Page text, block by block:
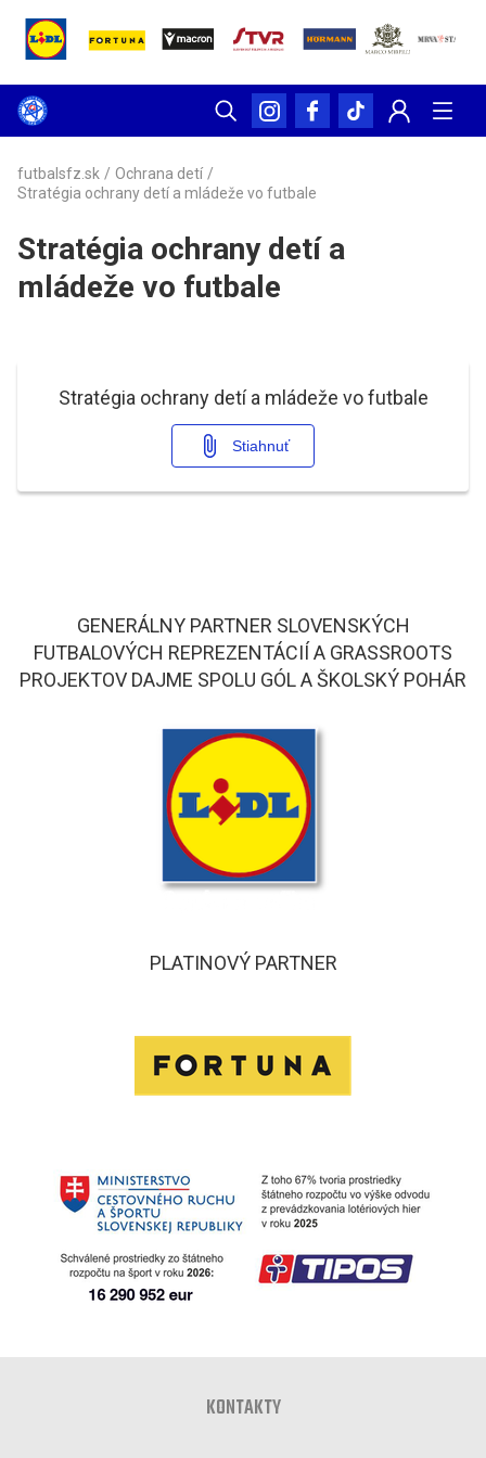
futbalsfz.sk / Ochrana detí /
Stratégia ochrany detí a mládeže vo futbale
Stratégia ochrany detí a
mládeže vo futbale
Stratégia ochrany detí a mládeže vo futbale
Stiahnuť
GENERÁLNY PARTNER SLOVENSKÝCH
FUTBALOVÝCH REPREZENTÁCIÍ A GRASSROOTS
PROJEKTOV DAJME SPOLU GÓL A ŠKOLSKÝ POHÁR
PLATINOVÝ PARTNER
KONTAKTY